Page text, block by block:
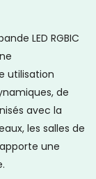
LED RGBIC
utilisation
de
avec la
les salles de
une